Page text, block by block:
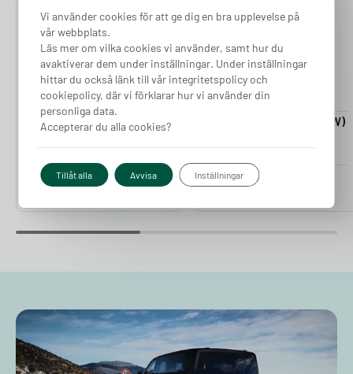
4.76
Laddkabel 5-20m (11kW)
Finns i lager
Pris från
2 380kr
4.50
Laddkabel 5-20m (22kW)
Pris från
2 980kr
Vi använder cookies för att ge dig en bra upplevelse på
vår webbplats.
Läs mer om vilka cookies vi använder, samt hur du
avaktiverar dem under inställningar. Under inställningar
hittar du också länk till vår integritetspolicy och
cookiepolicy, där vi förklarar hur vi använder din
personliga data.
Accepterar du alla cookies?
Tillåt alla Avvisa Inställningar